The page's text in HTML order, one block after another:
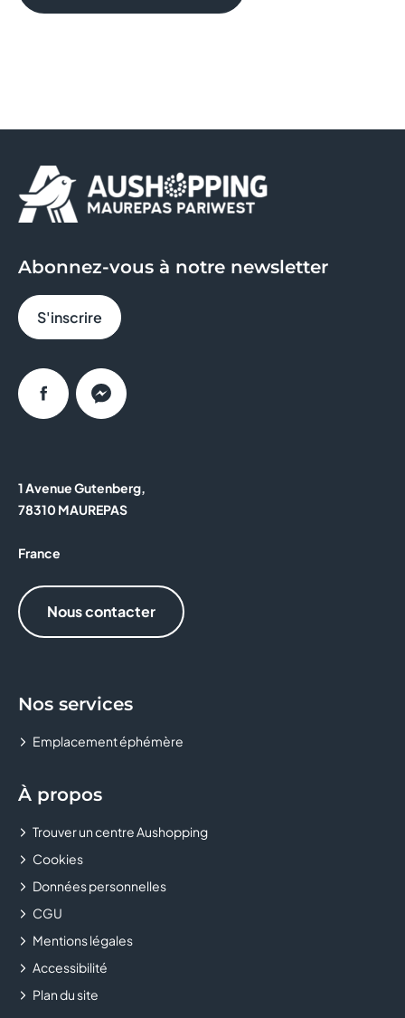
1 Avenue Gutenberg,
78310 MAUREPAS
France
Nous contacter
Nos services
Emplacement éphémère
À propos
Trouver un centre Aushopping
Cookies
Données personnelles
CGU
Mentions légales
Accessibilité
Plan du site
Abonnez-vous à notre newsletter
S'inscrire
FacebookMessenger